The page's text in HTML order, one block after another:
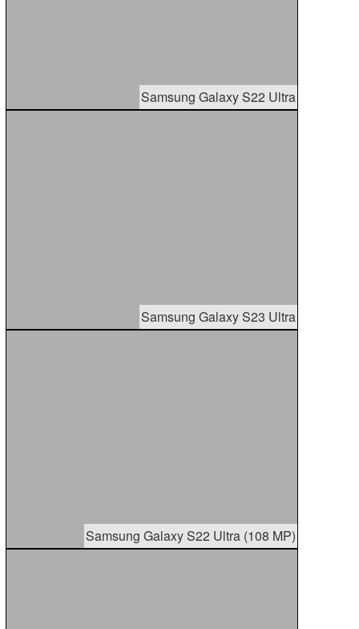
Samsung Galaxy S22 Ultra
Samsung Galaxy S23 Ultra
Samsung Galaxy S22 Ultra (108 MP)